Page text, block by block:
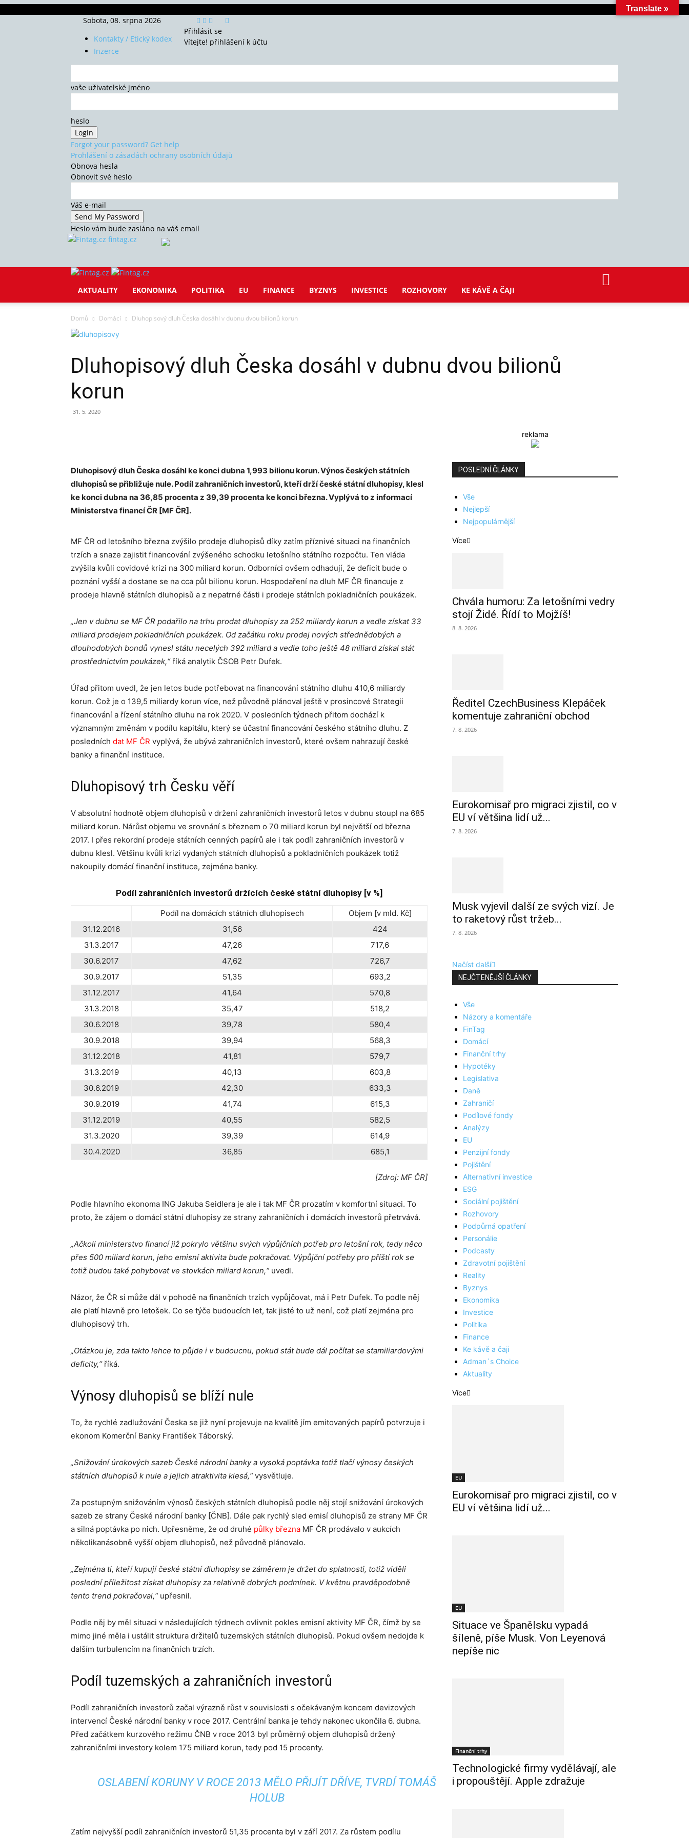
Sobota, 08. srpna 2026
Kontakty / Etický kodex
Inzerce
Přihlásit se
Vítejte! přihlášení k účtu
vaše uživatelské jméno
heslo
Forgot your password? Get help
Prohlášení o zásadách ochrany osobních údajů
Obnova hesla
Obnovit své heslo
Váš e-mail
Heslo vám bude zasláno na váš email
fintag.cz
AKTUALITY EKONOMIKA POLITIKA EU FINANCE BYZNYS INVESTICE ROZHOVORY KE KÁVĚ A ČAJI
Domů Domácí Dluhopisový dluh Česka dosáhl v dubnu dvou bilionů korun
Dluhopisový dluh Česka dosáhl v dubnu dvou bilionů
korun
31. 5. 2020
Dluhopisový dluh Česka dosáhl ke konci dubna 1,993 bilionu korun. Výnos českých státních
dluhopisů se přibližuje nule. Podíl zahraničních investorů, kteří drží české státní dluhopisy, klesl
ke konci dubna na 36,85 procenta z 39,39 procenta ke konci března. Vyplývá to z informací
Ministerstva financí ČR [MF ČR].
MF ČR od letošního března zvýšilo prodeje dluhopisů díky zatím příznivé situaci na finančních
trzích a snaze zajistit financování zvýšeného schodku letošního státního rozpočtu. Ten vláda
zvýšila kvůli covidové krizi na 300 miliard korun. Odborníci ovšem odhadují, že deficit bude o
poznání vyšší a dostane se na cca půl bilionu korun. Hospodaření na dluh MF ČR financuje z
prodeje hlavně státních dluhopisů a z nepatrné části i prodeje státních pokladničních poukázek.
„Jen v dubnu se MF ČR podařilo na trhu prodat dluhopisy za 252 miliardy korun a vedle získat 33
miliard prodejem pokladničních poukázek. Od začátku roku prodej nových střednědobých a
dlouhodobých bondů vynesl státu necelých 392 miliard a vedle toho ještě 48 miliard získal stát
prostřednictvím poukázek,“říká analytik ČSOB Petr Dufek.
Úřad přitom uvedl, že jen letos bude potřebovat na financování státního dluhu 410,6 miliardy
korun. Což je o 139,5 miliardy korun více, než původně plánoval ještě v prosincové Strategii
financování a řízení státního dluhu na rok 2020. V posledních týdnech přitom dochází k
významným změnám v podílu kapitálu, který se účastní financování českého státního dluhu. Z
posledních dat MF ČR vyplývá, že ubývá zahraničních investorů, které ovšem nahrazují české
banky a finanční instituce.
Dluhopisový trh Česku věří
V absolutní hodnotě objem dluhopisů v držení zahraničních investorů letos v dubnu stoupl na 685
miliard korun. Nárůst objemu ve srovnání s březnem o 70 miliard korun byl největší od března
2017. I přes rekordní prodeje státních cenných papírů ale i tak podíl zahraničních investorů v
dubnu klesl. Většinu kvůli krizi vydaných státních dluhopisů a pokladničních poukázek totiž
nakoupily domácí finanční instituce, zejména banky.
Podíl zahraničních investorů držících české státní dluhopisy [v %]
Podíl na domácích státních dluhopisech
Objem [v mld. Kč]
31.12.2016
31,56
424
31.3.2017
47,26
717,6
30.6.2017
47,62
726,7
30.9.2017
51,35
693,2
31.12.2017
41,64
570,8
31.3.2018
35,47
518,2
30.6.2018
39,78
580,4
30.9.2018
39,94
568,3
31.12.2018
41,81
579,7
31.3.2019
40,13
603,8
30.6.2019
42,30
633,3
30.9.2019
41,74
615,3
31.12.2019
40,55
582,5
31.3.2020
39,39
614,9
30.4.2020
36,85 685,1
[Zdroj: MF ČR]
Podle hlavního ekonoma ING Jakuba Seidlera je ale i tak MF ČR prozatím v komfortní situaci. To
proto, že zájem o domácí státní dluhopisy ze strany zahraničních i domácích investorů přetrvává.
„Ačkoli ministerstvo financí již pokrylo většinu svých výpůjčních potřeb pro letošní rok, tedy něco
přes 500 miliard korun, jeho emisní aktivita bude pokračovat. Výpůjční potřeby pro příští rok se
totiž budou také pohybovat ve stovkách miliard korun,“uvedl.
Názor, že ČR si může dál v pohodě na finančních trzích vypůjčovat, má i Petr Dufek. To podle něj
ale platí hlavně pro letošek. Co se týče budoucích let, tak jisté to už není, což platí zejména pro
dluhopisový trh.
„Otázkou je, zda takto lehce to půjde i v budoucnu, pokud stát bude dál počítat se stamiliardovými
deficity,“říká.
Výnosy dluhopisů se blíží nule
To, že rychlé zadlužování Česka se již nyní projevuje na kvalitě jím emitovaných papírů potvrzuje i
ekonom Komerční Banky František Táborský.
„Snižování úrokových sazeb České národní bankya vysoká poptávka totiž tlačí výnosy českých
státních dluhopisů k nule a jejich atraktivita klesá,“vysvětluje.
Za postupným snižováním výnosů českých státních dluhopisů podle něj stojí snižování úrokových
sazeb ze strany České národní banky [ČNB]. Dále pak rychlý sled emisí dluhopisů ze strany MF ČR
a silná poptávka po nich. Upřesněme, že od druhé půlky března MF ČR prodávalo v aukcích
několikanásobně vyšší objem dluhopisů, než původně plánovalo.
„Zejména ti, kteří kupují české státní dluhopisy se záměrem je držet do splatnosti, totiž viděli
poslední příležitost získat dluhopisy za relativně dobrých podmínek. V květnu pravděpodobně
tento trend pokračoval,“ upřesnil.
Podle něj by měl situaci v následujících týdnech ovlivnit pokles emisní aktivity MF ČR, čímž by se
mimo jiné měla i ustálit struktura držitelů tuzemských státních dluhopisů. Pokud ovšem nedojde k
dalším turbulencím na finančních trzích.
Podíl tuzemských a zahraničních investorů
Podíl zahraničních investorů začal výrazně růst v souvislosti s očekávaným koncem devizových
intervencí České národní banky v roce 2017. Centrální banka je tehdy nakonec ukončila 6. dubna.
Před začátkem kurzového režimu ČNB v roce 2013 byl průměrný objem dluhopisů držený
zahraničními investory kolem 175 miliard korun, tedy pod 15 procenty.
OSLABENÍ KORUNY V ROCE 2013 MĚLO PŘIJÍT DŘÍVE, TVRDÍ TOMÁŠ
HOLUB
Zatím nejvyšší podíl zahraničních investorů 51,35 procenta byl v září 2017. Za růstem podílu
reklama
POSLEDNÍ ČLÁNKY
Vše
Nejlepší
Nejpopulárnější
Více
Chvála humoru: Za letošními vedry
stojí Židé. Řídí to Mojžíš!
8. 8. 2026
Ředitel CzechBusiness Klepáček
komentuje zahraniční obchod
7. 8. 2026
Eurokomisař pro migraci zjistil, co v
EU ví většina lidí už...
7. 8. 2026
Musk vyjevil další ze svých vizí. Je
to raketový růst tržeb...
7. 8. 2026
Načíst další
NEJČTENĚJŠÍ ČLÁNKY
Vše
Názory a komentáře
FinTag
Domácí
Finanční trhy
Hypotéky
Legislativa
Daně
Zahraničí
Podílové fondy
Analýzy
EU
Penzijní fondy
Pojištění
Alternativní investice
ESG
Sociální pojištění
Rozhovory
Podpůrná opatření
Personálie
Podcasty
Zdravotní pojištění
Reality
Byznys
Ekonomika
Investice
Politika
Finance
Ke kávě a čaji
Adman´s Choice
Aktuality
Více
EU
Eurokomisař pro migraci zjistil, co v
EU ví většina lidí už...
EU
Situace ve Španělsku vypadá
šíleně, píše Musk. Von Leyenová
nepíše nic
Finanční trhy
Technologické firmy vydělávají, ale
i propouštějí. Apple zdražuje
Translate »